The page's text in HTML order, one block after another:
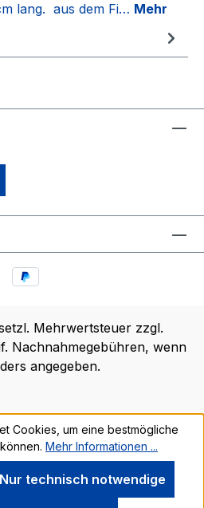
lang. aus dem Fi… Mehr
Mehrwertsteuer zzgl.
Nachnahmegebühren, wenn
angegeben.
Cookies, um eine bestmögliche
Mehr Informationen ...
Nur technisch notwendige